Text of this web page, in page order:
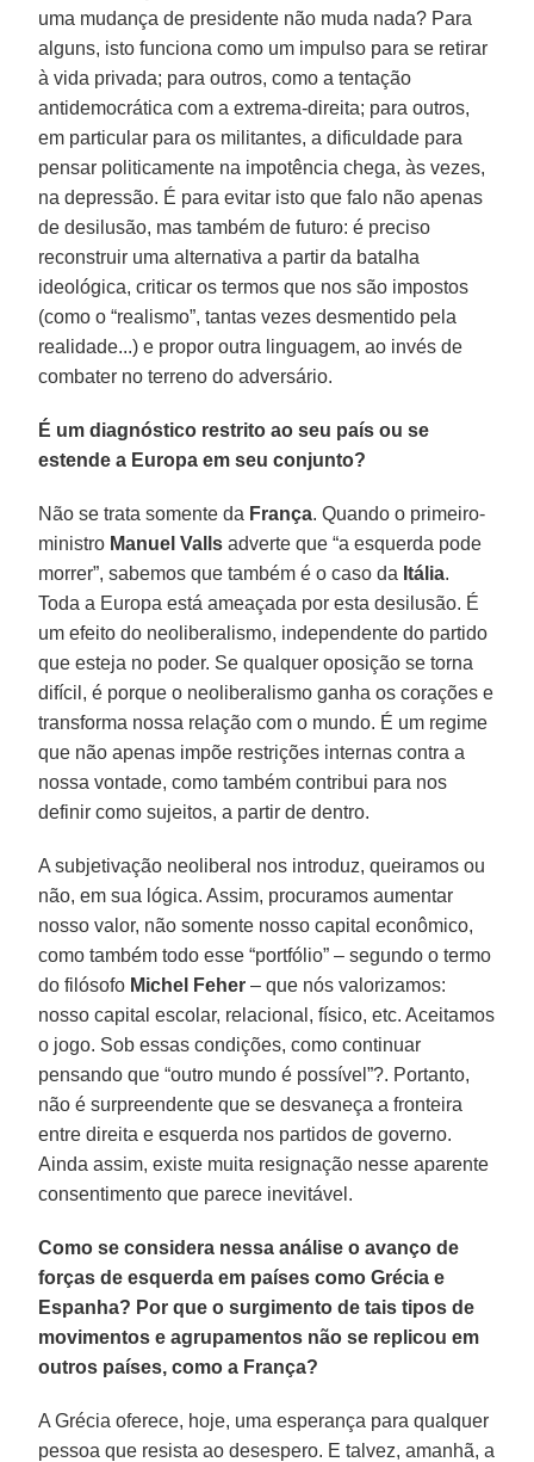
uma mudança de presidente não muda nada? Para
alguns, isto funciona como um impulso para se retirar
à vida privada; para outros, como a tentação
antidemocrática com a extrema-direita; para outros,
em particular para os militantes, a dificuldade para
pensar politicamente na impotência chega, às vezes,
na depressão. É para evitar isto que falo não apenas
de desilusão, mas também de futuro: é preciso
reconstruir uma alternativa a partir da batalha
ideológica, criticar os termos que nos são impostos
(como o “realismo”, tantas vezes desmentido pela
realidade...) e propor outra linguagem, ao invés de
combater no terreno do adversário.
É um diagnóstico restrito ao seu país ou se
estende a Europa em seu conjunto?
Não se trata somente da França. Quando o primeiro-
ministro Manuel Valls adverte que “a esquerda pode
morrer”, sabemos que também é o caso da Itália.
Toda a Europa está ameaçada por esta desilusão. É
um efeito do neoliberalismo, independente do partido
que esteja no poder. Se qualquer oposição se torna
difícil, é porque o neoliberalismo ganha os corações e
transforma nossa relação com o mundo. É um regime
que não apenas impõe restrições internas contra a
nossa vontade, como também contribui para nos
definir como sujeitos, a partir de dentro.
A subjetivação neoliberal nos introduz, queiramos ou
não, em sua lógica. Assim, procuramos aumentar
nosso valor, não somente nosso capital econômico,
como também todo esse “portfólio” – segundo o termo
do filósofo Michel Feher – que nós valorizamos:
nosso capital escolar, relacional, físico, etc. Aceitamos
o jogo. Sob essas condições, como continuar
pensando que “outro mundo é possível”?. Portanto,
não é surpreendente que se desvaneça a fronteira
entre direita e esquerda nos partidos de governo.
Ainda assim, existe muita resignação nesse aparente
consentimento que parece inevitável.
Como se considera nessa análise o avanço de
forças de esquerda em países como Grécia e
Espanha? Por que o surgimento de tais tipos de
movimentos e agrupamentos não se replicou em
outros países, como a França?
A Grécia oferece, hoje, uma esperança para qualquer
pessoa que resista ao desespero. E talvez, amanhã, a